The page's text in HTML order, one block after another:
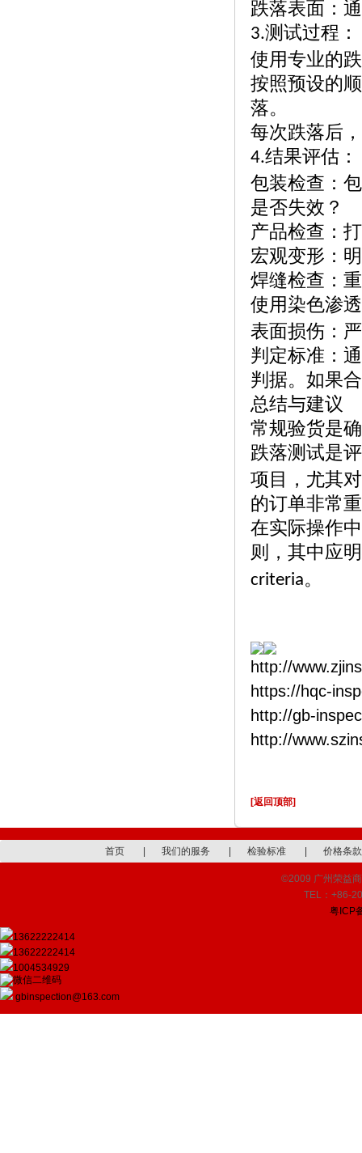
跌落表面：
3.测试过程：
使用专业的
按照预设的
落。
每次跌落后
4.结果评估：
包装检查：
是否失效？
产品检查：
宏观变形：
焊缝检查：
使用染色渗
表面损伤：
判定标准：
判据。如果
总结与建议
常规验货是
跌落测试是
项目，尤其
的订单非常
在实际操作
则，其中应
criteria。
http://
https://hqc-
http://gb-
http://
[返回顶部]
首页 我们的服务 检验标准 价格条款
©2009 广州荣益
TEL：+86-
粤ICP
13622222414
13622222414
1004534929
gbinspection@163.com